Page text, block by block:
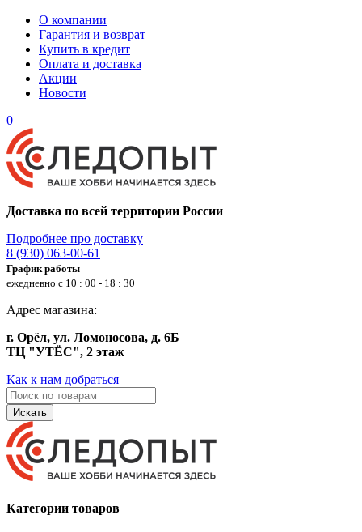
О компании
Гарантия и возврат
Купить в кредит
Оплата и доставка
Акции
Новости
0
Доставка по всей территории России
Подробнее про доставку
8 (930) 063-00-61
График работы
ежедневно с 10 : 00 - 18 : 30
Адрес магазина:
г. Орёл, ул. Ломоносова, д. 6Б
ТЦ "УТЁС", 2 этаж
Как к нам добраться
Искать
Категории товаров